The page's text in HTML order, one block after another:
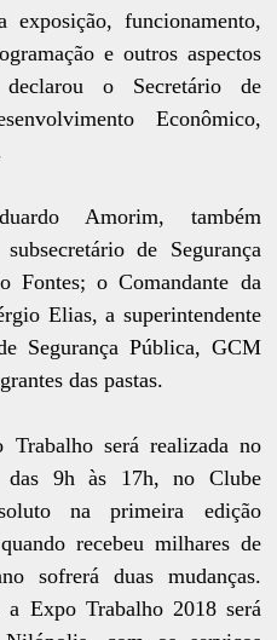
exposição, funcionamento,
e outros aspectos
o Secretário de
Econômico,
Amorim, também
de Segurança
Fontes; o Comandante da
Elias, a superintendente
Segurança Pública, GCM
das pastas.
será realizada no
9h às 17h, no Clube
na primeira edição
recebeu milhares de
sofrerá duas mudanças.
a Expo Trabalho 2018 será